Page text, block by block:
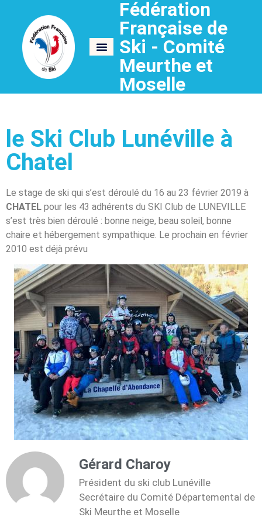
Fédération
Française de
Ski - Comité
Meurthe et
Moselle
le Ski Club Lunéville à
Chatel
Le stage de ski qui s’est déroulé du 16 au 23 février 2019 à
CHATEL pour les 43 adhérents du SKI Club de LUNEVILLE
s’est très bien déroulé : bonne neige, beau soleil, bonne
chaire et hébergement sympathique. Le prochain en février
2010 est déjà prévu
Gérard Charoy
Président du ski club Lunéville
Secrétaire du Comité Départemental de
Ski Meurthe et Moselle